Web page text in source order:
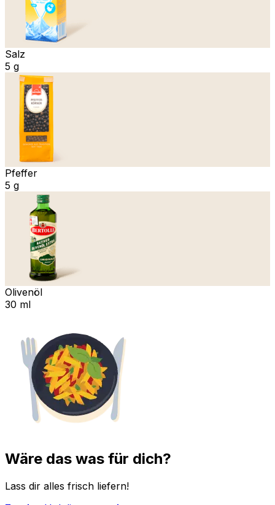
Salz
5 g
Pfeffer
5 g
Olivenöl
30 ml
Wäre das was für dich?
Lass dir alles frisch liefern!